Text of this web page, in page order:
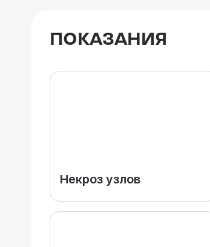
ПОКАЗАНИЯ
Некроз узлов